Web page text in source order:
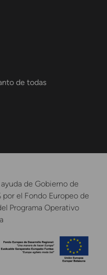
de todas
de Gobierno de
el Fondo Europeo de
Programa Operativo